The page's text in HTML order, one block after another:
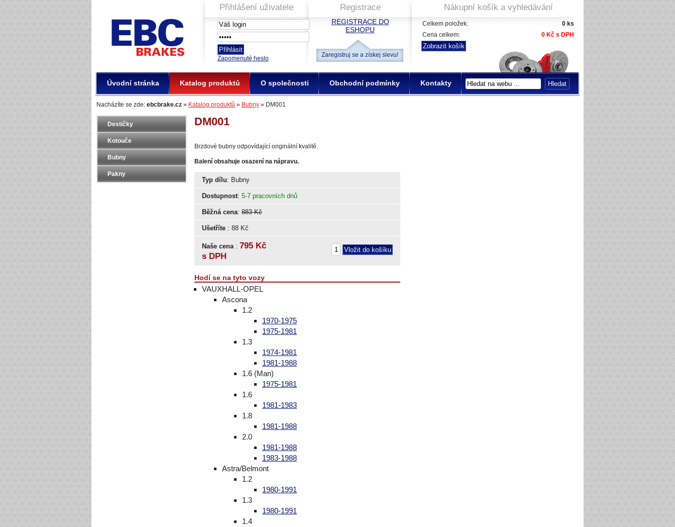
EBC Brakes
Nacházíte se zde: ebcbrake.cz » Katalog produktů » Bubny » DM001
Destičky
Kotouče
Bubny
Pakny
DM001
Brzdové bubny odpovídající originální kvalitě.
Balení obsahuje osazení na nápravu.
Typ dílu: Bubny
Dostupnost: 5-7 pracovních dnů
Běžná cena: 883 Kč
Ušetříte : 88 Kč
Naše cena : 795 Kč
s DPH
Hodí se na tyto vozy
VAUXHALL-OPEL
Ascona
1.2
1970-1975
1975-1981
1.3
1974-1981
1981-1988
1.6 (Man)
1975-1981
1.6
1981-1983
1.8
1981-1988
2.0
1981-1988
1983-1988
Astra/Belmont
1.2
1980-1991
1.3
1980-1991
1.4
Úvodní stránka Katalog produktů O společnosti Obchodní podmínky Kontakty
Přihlášení uživatele
Zapomenuté heslo
Registrace
REGISTRACE DO
ESHOPU
Zaregistruj se a získej slevu!
Nákupní košík a vyhledávání
Celkem položek:
0 ks
Cena celkem:
0 Kč s DPH